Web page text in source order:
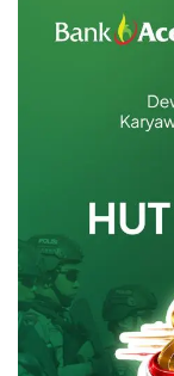
Emas